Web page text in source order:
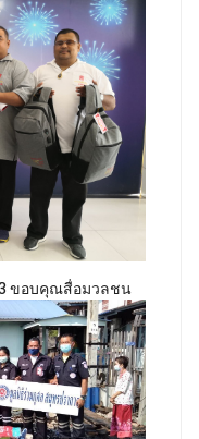
ขอบคุณสื่อมวลชน